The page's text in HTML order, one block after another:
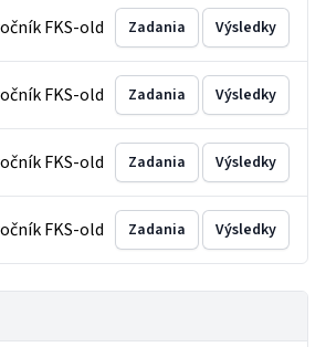
FKS-old Zadania Výsledky
FKS-old Zadania Výsledky
FKS-old Zadania Výsledky
FKS-old Zadania Výsledky